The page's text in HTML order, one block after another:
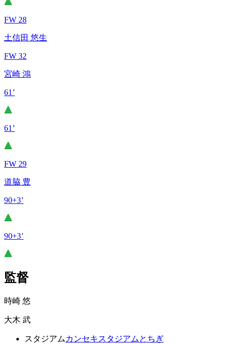
FW 28
土信田 悠生
FW 32
宮崎 鴻
61’
61’
FW 29
道脇 豊
90+3’
90+3’
監督
時崎 悠
大木 武
スタジアム カンセキスタジアムとちぎ